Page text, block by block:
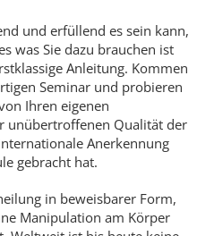
und erfüllend es sein kann,
was Sie dazu brauchen ist
Anleitung. Kommen
Seminar und probieren
Ihren eigenen
unübertroffenen Qualität der
Anerkennung
gebracht hat.
in beweisbarer Form,
Manipulation am Körper